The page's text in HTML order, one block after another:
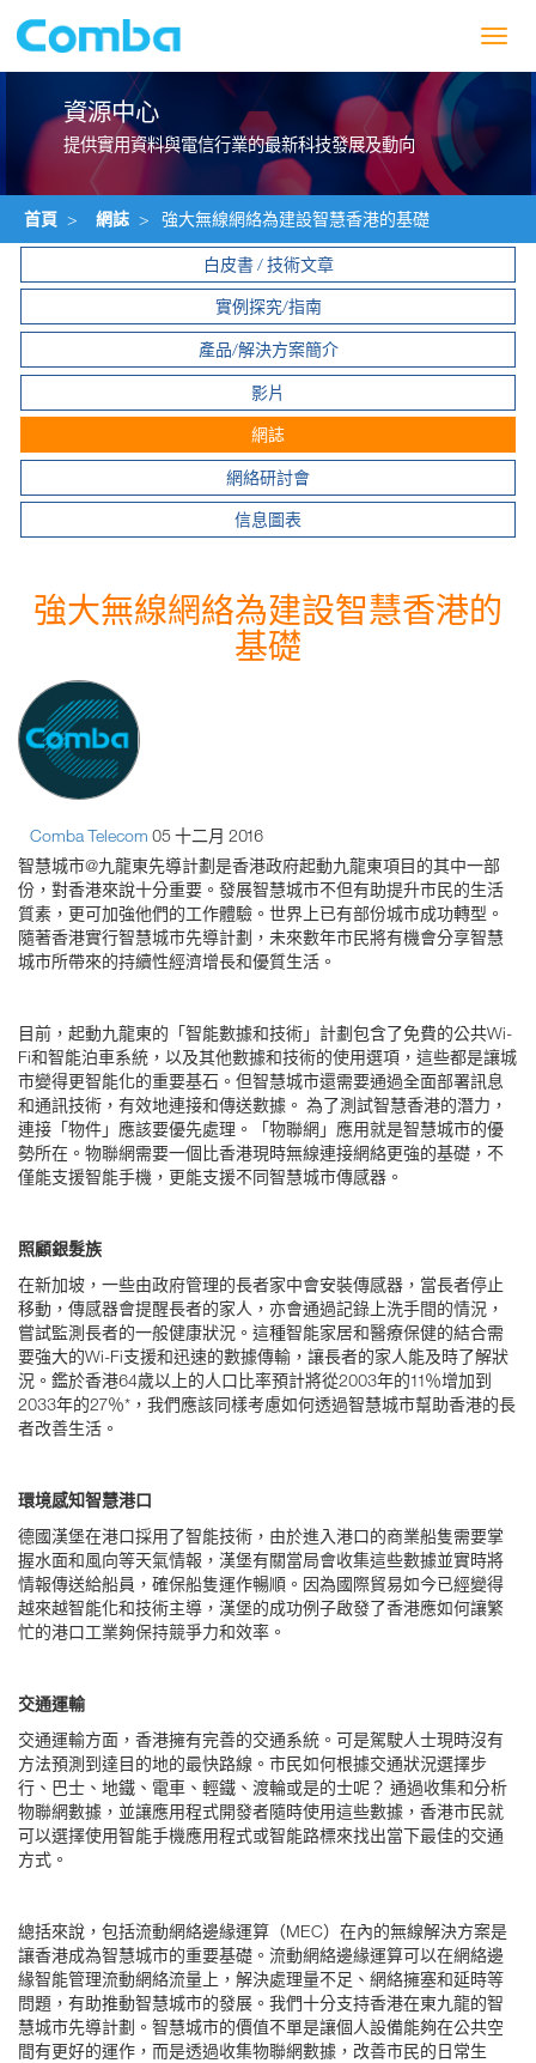
資源中心
提供實用資料與電信行業的最新科技發展及動向
首頁 > 網誌 > 強大無線網絡為建設智慧香港的基礎
白皮書 / 技術文章
實例探究/指南
產品/解決方案簡介
影片
網誌
網絡研討會
信息圖表
強大無線網絡為建設智慧香港的
基礎
Comba Telecom 05 十二月 2016
智慧城市@九龍東先導計劃是香港政府起動九龍東項目的其中一部
份，對香港來說十分重要。發展智慧城市不但有助提升市民的生活
質素，更可加強他們的工作體驗。世界上已有部份城市成功轉型。
隨著香港實行智慧城市先導計劃，未來數年市民將有機會分享智慧
城市所帶來的持續性經濟增長和優質生活。
目前，起動九龍東的「智能數據和技術」計劃包含了免費的公共Wi-
Fi和智能泊車系統，以及其他數據和技術的使用選項，這些都是讓城
市變得更智能化的重要基石。但智慧城市還需要通過全面部署訊息
和通訊技術，有效地連接和傳送數據。 為了測試智慧香港的潛力，
連接「物件」應該要優先處理。「物聯網」應用就是智慧城市的優
勢所在。物聯網需要一個比香港現時無線連接網絡更強的基礎，不
僅能支援智能手機，更能支援不同智慧城市傳感器。
照顧銀髮族
在新加坡，一些由政府管理的長者家中會安裝傳感器，當長者停止
移動，傳感器會提醒長者的家人，亦會通過記錄上洗手間的情況，
嘗試監測長者的一般健康狀況。這種智能家居和醫療保健的結合需
要強大的Wi-Fi支援和迅速的數據傳輸，讓長者的家人能及時了解狀
況。鑑於香港64歲以上的人口比率預計將從2003年的11％增加到
2033年的27％*，我們應該同樣考慮如何透過智慧城市幫助香港的長
者改善生活。
環境感知智慧港口
德國漢堡在港口採用了智能技術，由於進入港口的商業船隻需要掌
握水面和風向等天氣情報，漢堡有關當局會收集這些數據並實時將
情報傳送給船員，確保船隻運作暢順。因為國際貿易如今已經變得
越來越智能化和技術主導，漢堡的成功例子啟發了香港應如何讓繁
忙的港口工業夠保持競爭力和效率。
交通運輸
交通運輸方面，香港擁有完善的交通系統。可是駕駛人士現時沒有
方法預測到達目的地的最快路線。市民如何根據交通狀況選擇步
行、巴士、地鐵、電車、輕鐵、渡輪或是的士呢？ 通過收集和分析
物聯網數據，並讓應用程式開發者隨時使用這些數據，香港市民就
可以選擇使用智能手機應用程式或智能路標來找出當下最佳的交通
方式。
總括來說，包括流動網絡邊緣運算（MEC）在內的無線解決方案是
讓香港成為智慧城市的重要基礎。流動網絡邊緣運算可以在網絡邊
緣智能管理流動網絡流量上，解決處理量不足、網絡擁塞和延時等
問題，有助推動智慧城市的發展。我們十分支持香港在東九龍的智
慧城市先導計劃。智慧城市的價值不單是讓個人設備能夠在公共空
間有更好的運作，而是透過收集物聯網數據，改善市民的日常生